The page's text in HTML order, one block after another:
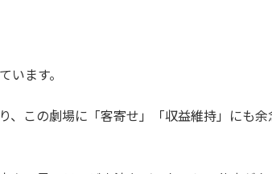
います。
、この劇場に「客寄せ」「収益維持」にも余